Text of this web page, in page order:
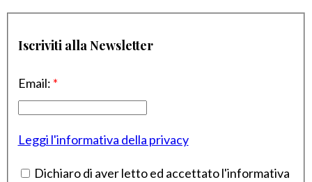
Iscriviti alla Newsletter
Email: *
Leggi l'informativa della privacy
Dichiaro di aver letto ed accettato l'informativa